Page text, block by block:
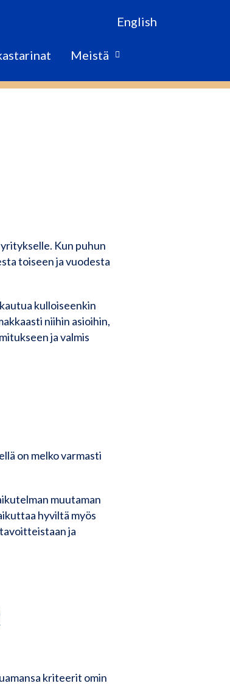
English
Meistä
Kun puhun
toiseen ja vuodesta
kulloiseenkin
niihin asioihin,
ja valmis
on melko varmasti
muutaman
hyviltä myös
ja
kriteerit omin